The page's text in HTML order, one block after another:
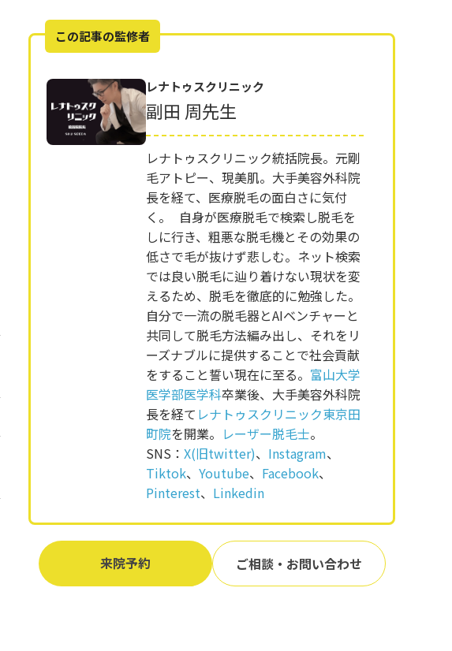
この記事の監修者
レナトゥスクリニック
副田 周先生
レナトゥスクリニック統括院長。元剛
毛アトピー、現美肌。大手美容外科院
長を経て、医療脱毛の面白さに気付
く。 自身が医療脱毛で検索し脱毛を
しに行き、粗悪な脱毛機とその効果の
低さで毛が抜けず悲しむ。ネット検索
では良い脱毛に辿り着けない現状を変
えるため、脱毛を徹底的に勉強した。
自分で一流の脱毛器とAIベンチャーと
共同して脱毛方法編み出し、それをリ
ーズナブルに提供することで社会貢献
をすること誓い現在に至る。 富山大学
医学部医学科卒業後、大手美容外科院
長を経て レナトゥスクリニック東京田
町院を開業。 レーザー脱毛士。
SNS： X(旧twitter)、 Instagram、
Tiktok、 Youtube、 Facebook、
Pinterest、 Linkedin
来院予約 ご相談・お問い合わせ